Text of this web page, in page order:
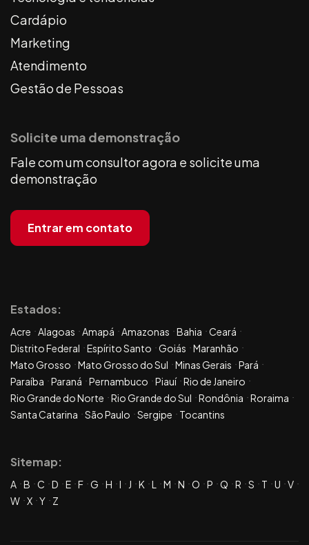
Cardápio
Marketing
Atendimento
Gestão de Pessoas
Solicite uma demonstração
Fale com um consultor agora e solicite uma
demonstração
Entrar em contato
Estados:
Acre Alagoas Amapá Amazonas Bahia
Ceará
Distrito Federal
Espírito Santo Goiás
Maranhão
Mato Grosso
Mato Grosso do Sul Minas Gerais
Pará
Paraíba
Paraná Pernambuco Piauí Rio de Janeiro
Rio Grande do Norte
Rio Grande do Sul Rondônia
Roraima
Santa Catarina
São Paulo Sergipe Tocantins
Sitemap:
A B C D E F G H I J K L M N O P Q R S T U
V
W X Y Z